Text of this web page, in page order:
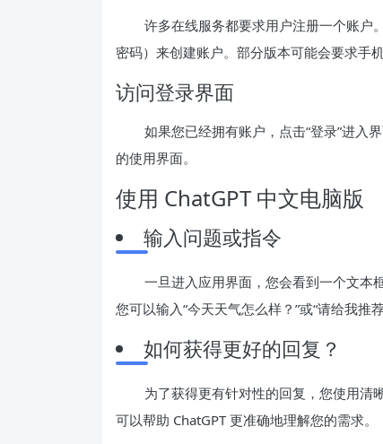
许多在线服务都要求用户注册一个账户
密码）来创建账户。部分版本可能会要求手
访问登录界面
如果您已经拥有账户，点击“登录”进入
的使用界面。
使用 ChatGPT 中文电脑版
输入问题或指令
一旦进入应用界面，您会看到一个文本
您可以输入“今天天气怎么样？”或“请给我推
如何获得更好的回复？
为了获得更有针对性的回复，您使用清
可以帮助 ChatGPT 更准确地理解您的需求。